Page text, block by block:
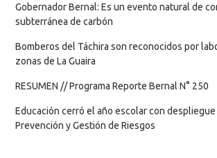
Gobernador Bernal: Es un evento natural de
subterránea de carbón
Bomberos del Táchira son reconocidos por
zonas de La Guaira
RESUMEN // Programa Reporte Bernal N° 250
Educación cerró el año escolar con despliegue
Prevención y Gestión de Riesgos